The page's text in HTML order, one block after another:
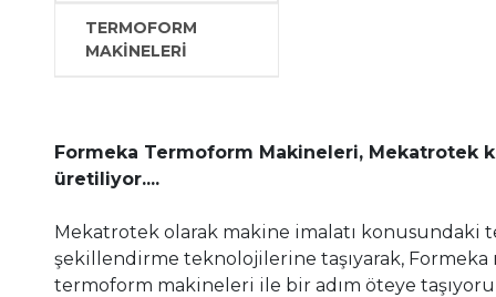
TERMOFORM
MAKİNELERİ
Formeka Termoform Makineleri, Mekatrotek
üretiliyor....
Mekatrotek olarak makine imalatı konusundaki
şekillendirme teknolojilerine taşıyarak, Formeka
termoform makineleri ile bir adım öteye